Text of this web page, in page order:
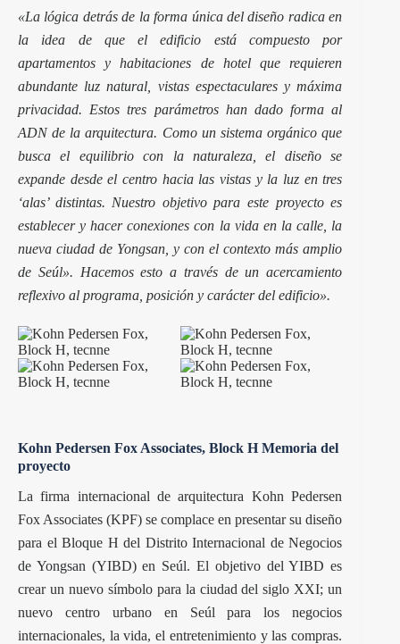
«La lógica detrás de la forma única del diseño radica en
la idea de que el edificio está compuesto por
apartamentos y habitaciones de hotel que requieren
abundante luz natural, vistas espectaculares y máxima
privacidad. Estos tres parámetros han dado forma al
ADN de la arquitectura. Como un sistema orgánico que
busca el equilibrio con la naturaleza, el diseño se
expande desde el centro hacia las vistas y la luz en tres
‘alas’ distintas. Nuestro objetivo para este proyecto es
establecer y hacer conexiones con la vida en la calle, la
nueva ciudad de Yongsan, y con el contexto más amplio
de Seúl». Hacemos esto a través de un acercamiento
reflexivo al programa, posición y carácter del edificio».
Kohn Pedersen Fox Associates, Block H Memoria del
proyecto
La firma internacional de arquitectura Kohn Pedersen
Fox Associates (KPF) se complace en presentar su diseño
para el Bloque H del Distrito Internacional de Negocios
de Yongsan (YIBD) en Seúl. El objetivo del YIBD es
crear un nuevo símbolo para la ciudad del siglo XXI; un
nuevo centro urbano en Seúl para los negocios
internacionales, la vida, el entretenimiento y las compras.